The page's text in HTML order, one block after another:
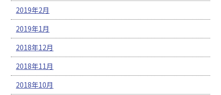
2019年2月
2019年1月
2018年12月
2018年11月
2018年10月